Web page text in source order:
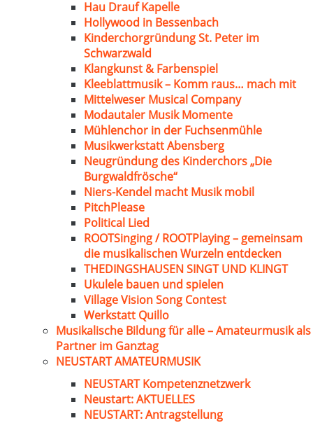
Hau Drauf Kapelle
Hollywood in Bessenbach
Kinderchorgründung St. Peter im
Schwarzwald
Klangkunst & Farbenspiel
Kleeblattmusik – Komm raus… mach mit
Mittelweser Musical Company
Modautaler Musik Momente
Mühlenchor in der Fuchsenmühle
Musikwerkstatt Abensberg
Neugründung des Kinderchors „Die
Burgwaldfrösche“
Niers-Kendel macht Musik mobil
PitchPlease
Political Lied
ROOTSinging / ROOTPlaying – gemeinsam
die musikalischen Wurzeln entdecken
THEDINGSHAUSEN SINGT UND KLINGT
Ukulele bauen und spielen
Village Vision Song Contest
Werkstatt Quillo
Musikalische Bildung für alle – Amateurmusik als
Partner im Ganztag
NEUSTART AMATEURMUSIK
NEUSTART Kompetenznetzwerk
Neustart: AKTUELLES
NEUSTART: Antragstellung